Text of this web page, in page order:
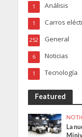
Análisis
1
Carros
1
General
252
Noticias
6
Tecnología
1
Featured
La